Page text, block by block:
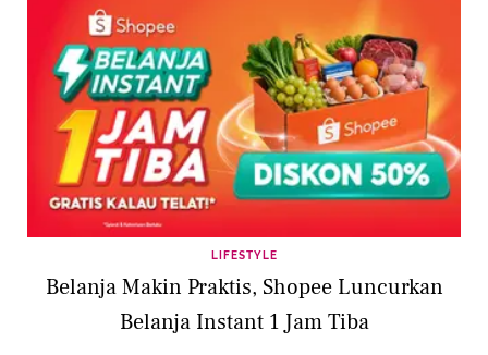
LIFESTYLE
Belanja Makin Praktis, Shopee Luncurkan
Belanja Instant 1 Jam Tiba